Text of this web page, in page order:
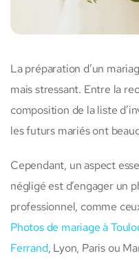
La préparation d’un
mais stressant. Entre la
composition de la liste
les futurs mariés ont
Cependant, un aspect
négligé est d’engager un
professionnel, comme
Photos de mariage à
Ferrand, Lyon, Paris ou